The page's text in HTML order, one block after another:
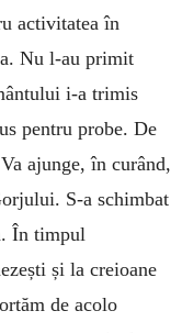
activitatea în
Nu l-au primit
i-a trimis
pentru probe. De
ajunge, în curând,
S-a schimbat
În timpul
și la creioane
de acolo